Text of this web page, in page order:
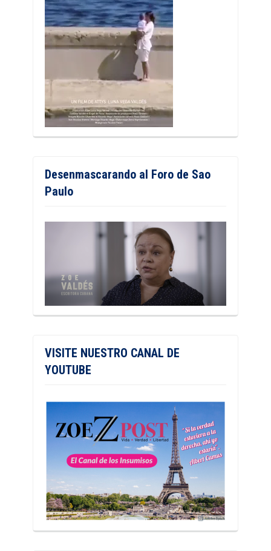
Desenmascarando al Foro de Sao
Paulo
VISITE NUESTRO CANAL DE
YOUTUBE